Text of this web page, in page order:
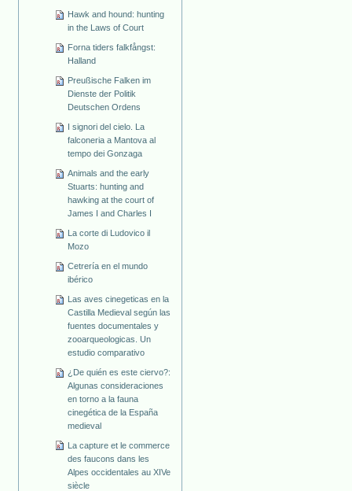
Hawk and hound: hunting
in the Laws of Court
Forna tiders falkfångst:
Halland
Preußische Falken im
Dienste der Politik
Deutschen Ordens
I signori del cielo. La
falconeria a Mantova al
tempo dei Gonzaga
Animals and the early
Stuarts: hunting and
hawking at the court of
James I and Charles I
La corte di Ludovico il
Mozo
Cetrería en el mundo
ibérico
Las aves cinegeticas en la
Castilla Medieval según las
fuentes documentales y
zooarqueologicas. Un
estudio comparativo
¿De quién es este ciervo?:
Algunas consideraciones
en torno a la fauna
cinegética de la España
medieval
La capture et le commerce
des faucons dans les
Alpes occidentales au XIVe
siècle